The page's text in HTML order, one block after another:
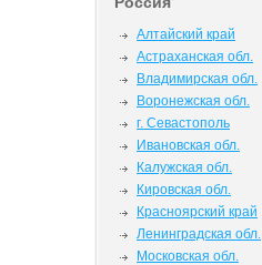
Алтайский край
Астраханская обл.
Владимирская обл.
Воронежская обл.
г. Севастополь
Ивановская обл.
Калужская обл.
Кировская обл.
Красноярский край
Ленинградская обл.
Московская обл.